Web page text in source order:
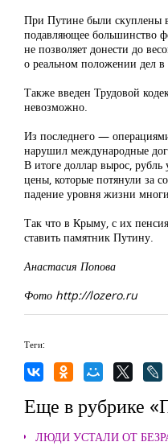
При Путине были скуплены
подавляющее большинство
не позволяет донести до
о реальном положении дел в
Также введен Трудовой
невозможно.
Из последнего —
нарушил международные
В итоге доллар вырос,
цены, которые потянули за
падение уровня жизни
Так что в Крыму, с их
ставить памятник Путину.
Анастасия Попова
Фото http://lozero.ru
Теги:
Еще в рубрике
ЛЮДИ УСТАЛИ ОТ